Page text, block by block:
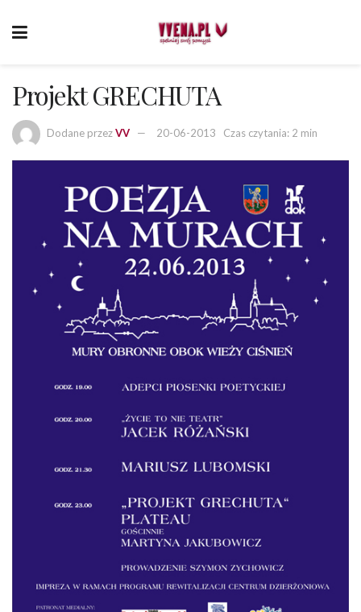
Projekt GRECHUTA
Dodane przezVV 20-06-2013 Czas czytania: 2 min